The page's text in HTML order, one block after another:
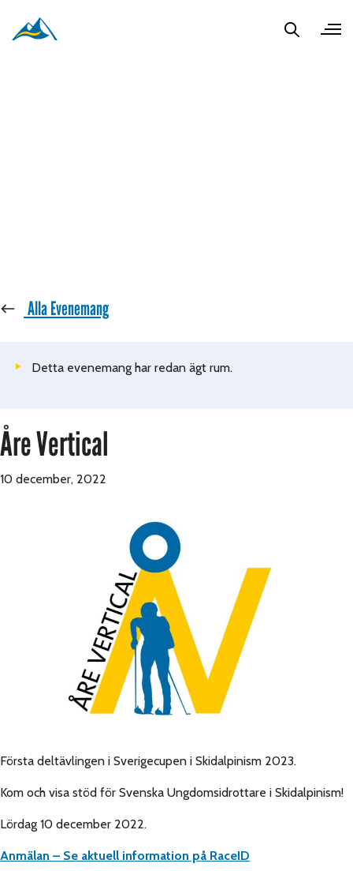
« Alla Evenemang
Detta evenemang har redan ägt rum.
Åre Vertical
10 december, 2022
Första deltävlingen i Sverigecupen i Skidalpinism 2023.
Kom och visa stöd för Svenska Ungdomsidrottare i Skidalpinism!
Lördag 10 december 2022.
Anmälan – Se aktuell information på RaceID